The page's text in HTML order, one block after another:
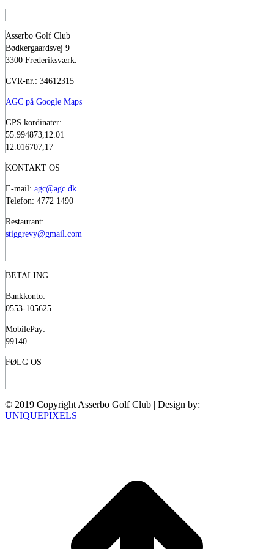
Asserbo Golf Club
Bødkergaardsvej 9
3300 Frederiksværk.
CVR-nr.: 34612315
AGC på Google Maps
GPS kordinater:
55.994873,12.01
12.016707,17
KONTAKT OS
E-mail: agc@agc.dk
Telefon: 4772 1490
Restaurant:
stiggrevy@gmail.com
BETALING
Bankkonto:
0553-105625
MobilePay:
99140
FØLG OS
© 2019 Copyright Asserbo Golf Club | Design by:
UNIQUEPIXELS